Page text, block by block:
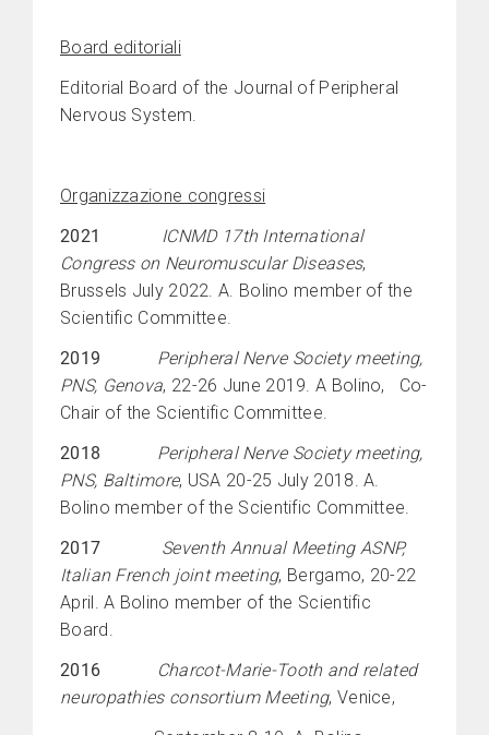
Board editoriali
Editorial Board of the Journal of Peripheral
Nervous System.
Organizzazione congressi
2021
ICNMD 17th International
Congress on Neuromuscular Diseases,
Brussels July 2022. A. Bolino member of the
Scientific Committee.
2019
Peripheral Nerve Society meeting,
PNS, Genova, 22-26 June 2019. A Bolino, Co-
Chair of the Scientific Committee.
2018 Peripheral Nerve Society meeting,
PNS, Baltimore, USA 20-25 July 2018. A.
Bolino member of the Scientific Committee.
2017
Seventh Annual Meeting ASNP,
Italian French joint meeting, Bergamo, 20-22
April. A Bolino member of the Scientific
Board.
2016
Charcot-Marie-Tooth and related
neuropathies consortium Meeting, Venice,